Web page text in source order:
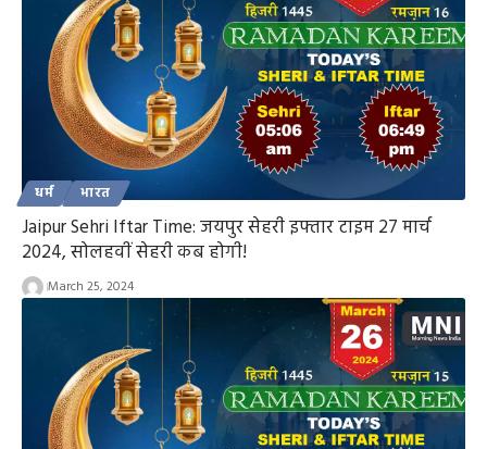
धर्म भारत
Jaipur Sehri Iftar Time: जयपुर सेहरी इफ्तार टाइम 27 मार्च
2024, सोलहवीं सेहरी कब होगी!
March 25, 2024